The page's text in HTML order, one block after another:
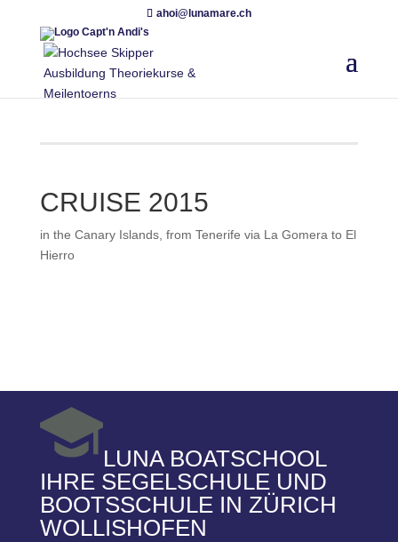
ahoi@lunamare.ch
CRUISE 2015
in the Canary Islands, from Tenerife via La Gomera to El
Hierro
LUNA BOATSCHOOL
IHRE SEGELSCHULE UND
BOOTSSCHULE IN ZÜRICH
WOLLISHOFEN